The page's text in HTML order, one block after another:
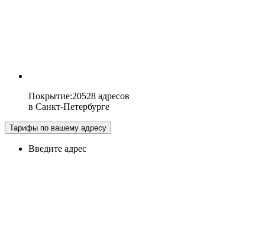
Покрытие:20528 адресов
в Санкт-Петербурге
Тарифы по вашему адресу
Введите адрес